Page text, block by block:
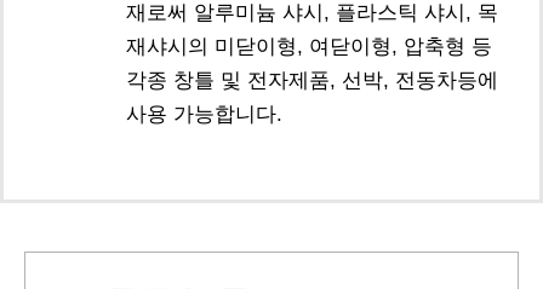
재로써 알루미늄 샤시, 플라스틱 샤시, 목
재샤시의 미닫이형, 여닫이형, 압축형 등
각종 창틀 및 전자제품, 선박, 전동차등에
사용 가능합니다.